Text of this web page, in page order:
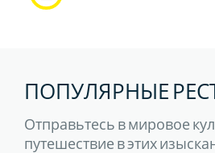
ПОПУЛЯРНЫЕ
Отправьтесь в мировое
путешествие в этих